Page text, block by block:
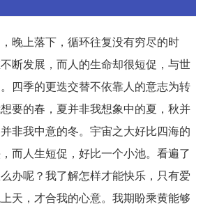
晚上落下，循环往复没有穷尽的时
断发展，而人的生命却很短促，与世
四季的更迭交替不依靠人的意志为转
要的春，夏并非我想象中的夏，秋并
非我中意的冬。宇宙之大好比四海的
而人生短促，好比一个小池。看遍了
办呢？我了解怎样才能快乐，只有爱
天，才合我的心意。我期盼乘黄能够